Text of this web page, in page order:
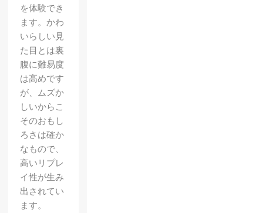
を体験でき
ます。かわ
いらしい見
た目とは裏
腹に難易度
は高めです
が、ムズか
しいからこ
そのおもし
ろさは確か
なもので、
高いリプレ
イ性が生み
出されてい
ます。